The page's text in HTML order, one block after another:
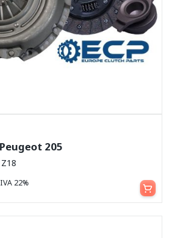
205
22% Aggiungi al carrello